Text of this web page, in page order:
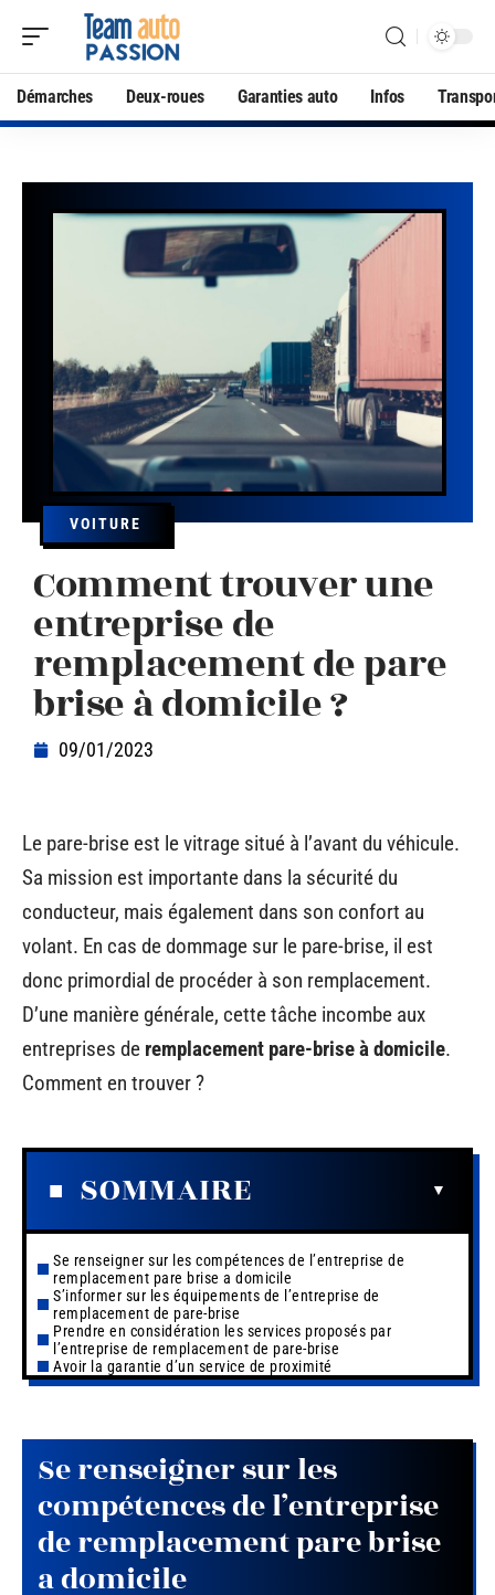
Démarches Deux-roues Garanties auto Infos
VOITURE
Comment trouver une
entreprise de
remplacement de pare
brise à domicile ?
09/01/2023
Le pare-brise est le vitrage situé à l’avant du véhicule.
Sa mission est importante dans la sécurité du
conducteur, mais également dans son confort au
volant. En cas de dommage sur le pare-brise, il est
donc primordial de procéder à son remplacement.
D’une manière générale, cette tâche incombe aux
entreprises de remplacement pare-brise à domicile.
Comment en trouver ?
SOMMAIRE
Se renseigner sur les compétences de l’entreprise de
remplacement pare brise a domicile
S’informer sur les équipements de l’entreprise de
remplacement de pare-brise
Prendre en considération les services proposés par
l’entreprise de remplacement de pare-brise
Avoir la garantie d’un service de proximité
Se renseigner sur les
compétences de l’entreprise
de remplacement pare brise
a domicile